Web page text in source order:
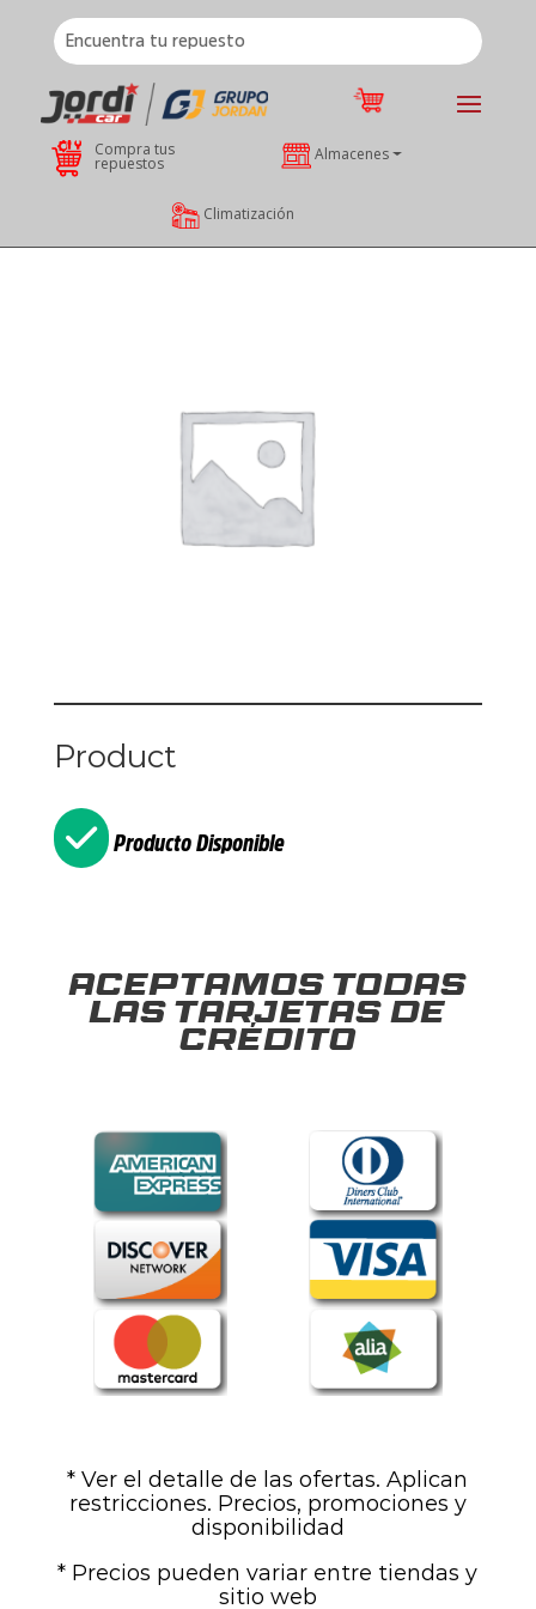
Compra tus
repuestos Almacenes
Climatización
Product
Producto Disponible
Aceptamos todas
las tarjetas de
crédito
* Ver el detalle de las ofertas. Aplican
restricciones. Precios, promociones y
disponibilidad
* Precios pueden variar entre tiendas y
sitio web